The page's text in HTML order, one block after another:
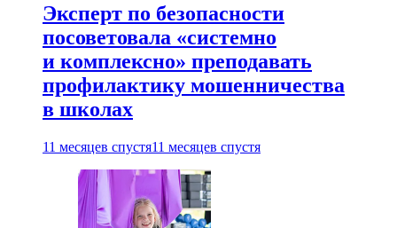
Эксперт по безопасности
посоветовала «системно
и комплексно» преподавать
профилактику мошенничества
в школах
11 месяцев спустя11 месяцев спустя